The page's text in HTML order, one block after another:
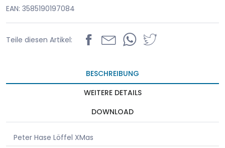
EAN: 3585190197084
Teile diesen Artikel:
BESCHREIBUNG
WEITERE DETAILS
DOWNLOAD
Peter Hase Löffel XMas